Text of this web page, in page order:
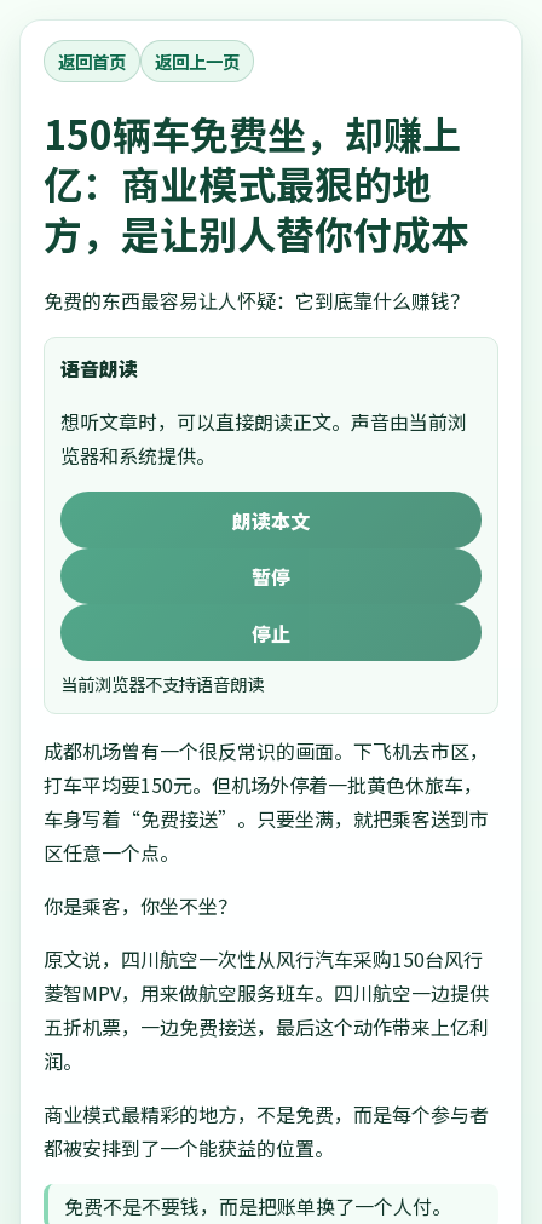
返回首页 返回上一页
150辆车免费坐，却赚上
亿：商业模式最狠的地
方，是让别人替你付成本
免费的东西最容易让人怀疑：它到底靠什么赚钱？
语音朗读
想听文章时，可以直接朗读正文。声音由当前浏
览器和系统提供。
朗读本文
暂停
停止
当前浏览器不支持语音朗读
成都机场曾有一个很反常识的画面。下飞机去市区，
打车平均要150元。但机场外停着一批黄色休旅车，
车身写着“免费接送”。只要坐满，就把乘客送到市
区任意一个点。
你是乘客，你坐不坐？
原文说，四川航空一次性从风行汽车采购150台风行
菱智MPV，用来做航空服务班车。四川航空一边提供
五折机票，一边免费接送，最后这个动作带来上亿利
润。
商业模式最精彩的地方，不是免费，而是每个参与者
都被安排到了一个能获益的位置。
免费不是不要钱，而是把账单换了一个人付。